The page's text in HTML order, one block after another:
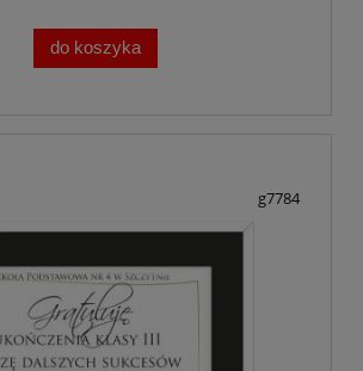
do koszyka
g7784